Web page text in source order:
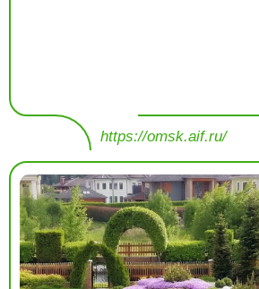
https://omsk.aif.ru/